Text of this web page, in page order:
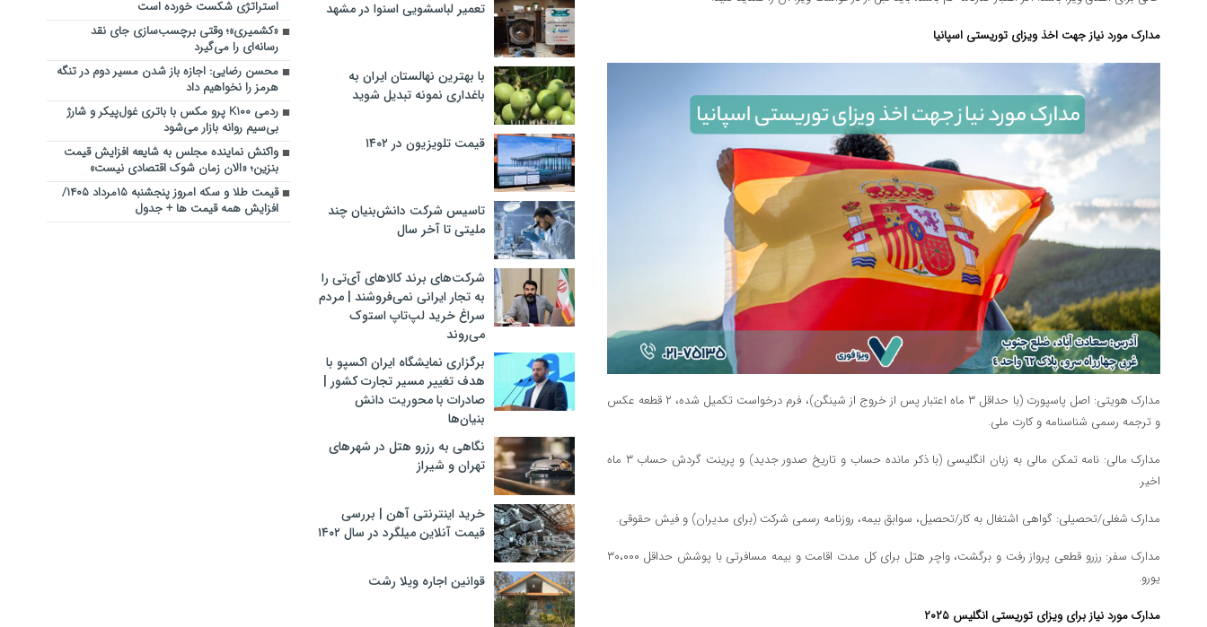
مدارک مورد نیاز جهت اخذ ویزای توریستی اسپانیا
مدارک هویتی: اصل پاسپورت (با حداقل ۳ ماه اعتبار پس از خروج از شینگن)، فرم درخواست تکمیل شده، ۲ قطعه عکس
و ترجمه رسمی شناسنامه و کارت ملی.
مدارک مالی: نامه تمکن مالی به زبان انگلیسی (با ذکر مانده حساب و تاریخ صدور جدید) و پرینت گردش حساب ۳ ماه
اخیر.
مدارک شغلی/تحصیلی: گواهی اشتغال به کار/تحصیل، سوابق بیمه، روزنامه رسمی شرکت (برای مدیران) و فیش حقوقی.
مدارک سفر: رزرو قطعی پرواز رفت و برگشت، واچر هتل برای کل مدت اقامت و بیمه مسافرتی با پوشش حداقل ۳۰،۰۰۰
یورو.
مدارک مورد نیاز برای ویزای توریستی انگلیس ۲۰۲۵
تعمیر لباسشویی اسنوا در مشهد
با بهترین نهالستان ایران به
باغداری نمونه تبدیل شوید
قیمت تلویزیون در ۱۴۰۲
تاسیس شرکت دانش‌بنیان چند
ملیتی تا آخر سال
شرکت‌های برند کالاهای آی‌تی را
به تجار ایرانی نمی‌فروشند | مردم
سراغ خرید لپ‌تاپ استوک
می‌روند
برگزاری نمایشگاه ایران اکسپو با
هدف تغییر مسیر تجارت کشور |
صادرات با محوریت دانش
بنیان‌ها
نگاهی به رزرو هتل در شهرهای
تهران و شیراز
خرید اینترنتی آهن | بررسی
قیمت آنلاین میلگرد در سال ۱۴۰۲
قوانین اجاره ویلا رشت
استراتژی شکست خورده است
«کشمیری»؛ وقتی برچسب‌سازی جای نقد
رسانه‌ای را می‌گیرد
محسن رضایی: اجازه باز شدن مسیر دوم در تنگه
هرمز را نخواهیم داد
ردمی K100 پرو مکس با باتری غول‌پیکر و شارژ
بی‌سیم روانه بازار می‌شود
واکنش نماینده مجلس به شایعه افزایش قیمت
بنزین؛ «الان زمان شوک اقتصادی نیست»
قیمت طلا و سکه امروز پنجشنبه ۱۵مرداد ۱۴۰۵/
افزایش همه قیمت ها + جدول